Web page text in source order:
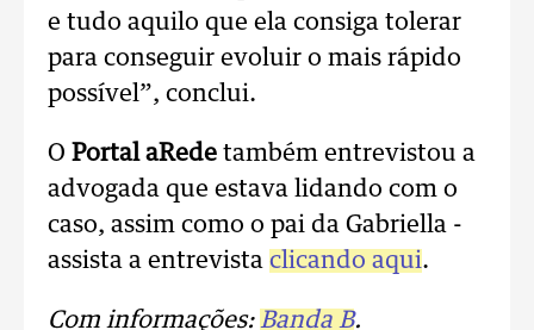
e tudo aquilo que ela consiga tolerar
para conseguir evoluir o mais rápido
possível”, conclui.
O Portal aRede também entrevistou a
advogada que estava lidando com o
caso, assim como o pai da Gabriella -
assista a entrevista clicando aqui.
Com informações: Banda B.